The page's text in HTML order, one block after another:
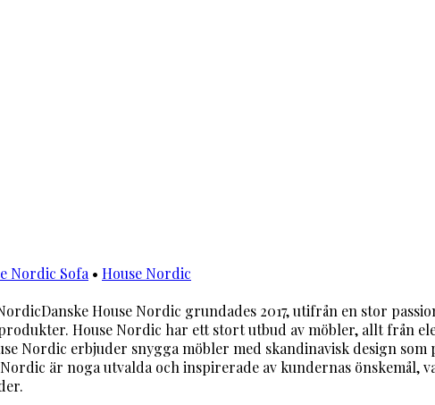
Nordic Sofa • House Nordic
House Nordic grundades 2017, utifrån en stor
House Nordic har ett stort utbud av möbler, allt från
Nordic erbjuder snygga möbler med skandinavisk design som
är noga utvalda och inspirerade av kundernas önskemål,